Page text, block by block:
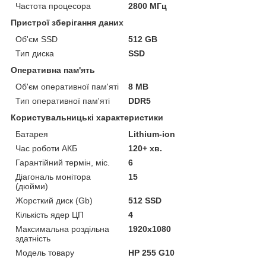
Частота процесора
2800 МГц
Пристрої зберігання даних
Об'єм SSD
512 GB
Тип диска
SSD
Оперативна пам'ять
Об'єм оперативної пам'яті
8 MB
Тип оперативної пам'яті
DDR5
Користувальницькі характеристики
Батарея
Lithium-ion
Час роботи АКБ
120+ хв.
Гарантійний термін, міс.
6
Діагональ монітора
(дюйми)
15
Жорсткий диск (Gb)
512 SSD
Кількість ядер ЦП
4
Максимальна роздільна
здатність
1920x1080
Модель товару
HP 255 G10